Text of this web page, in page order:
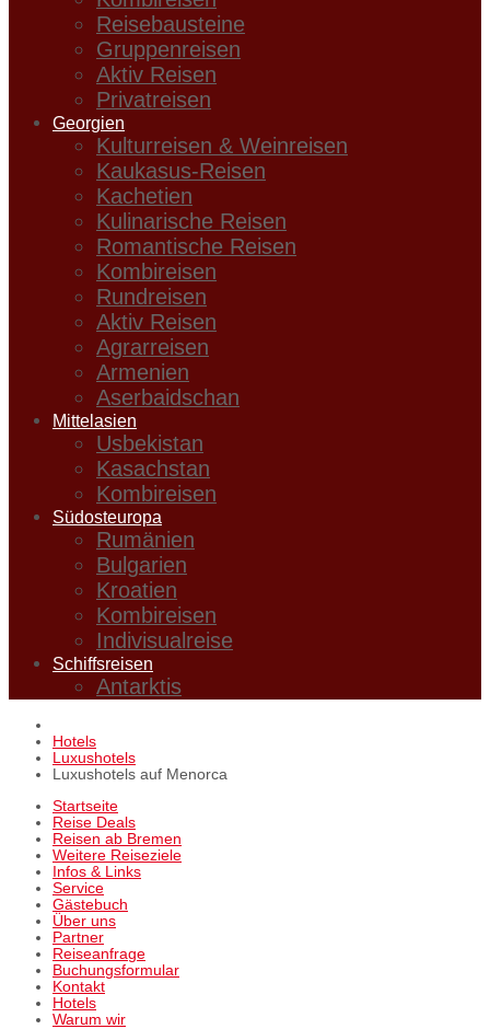
Reisebausteine
Gruppenreisen
Aktiv Reisen
Privatreisen
Georgien
Kulturreisen & Weinreisen
Kaukasus-Reisen
Kachetien
Kulinarische Reisen
Romantische Reisen
Kombireisen
Rundreisen
Aktiv Reisen
Agrarreisen
Armenien
Aserbaidschan
Mittelasien
Usbekistan
Kasachstan
Kombireisen
Südosteuropa
Rumänien
Bulgarien
Kroatien
Kombireisen
Indivisualreise
Schiffsreisen
Antarktis
Hotels
Luxushotels
Luxushotels auf Menorca
Startseite
Reise Deals
Reisen ab Bremen
Weitere Reiseziele
Infos & Links
Service
Gästebuch
Über uns
Partner
Reiseanfrage
Buchungsformular
Kontakt
Hotels
Warum wir